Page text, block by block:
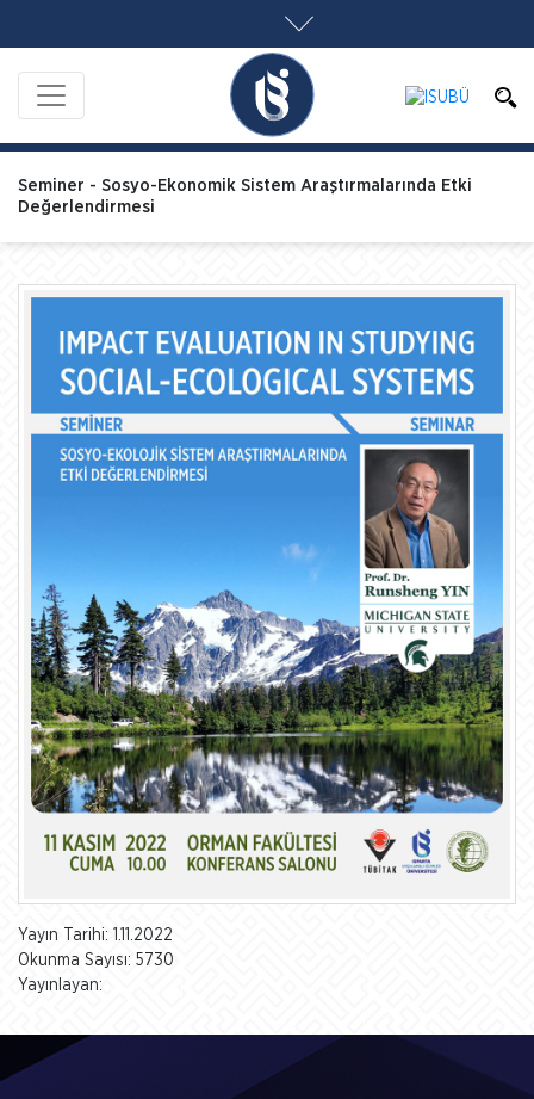
Seminer - Sosyo-Ekonomik Sistem Araştırmalarında Etki
Değerlendirmesi
Yayın Tarihi: 1.11.2022
Okunma Sayısı: 5730
Yayınlayan: